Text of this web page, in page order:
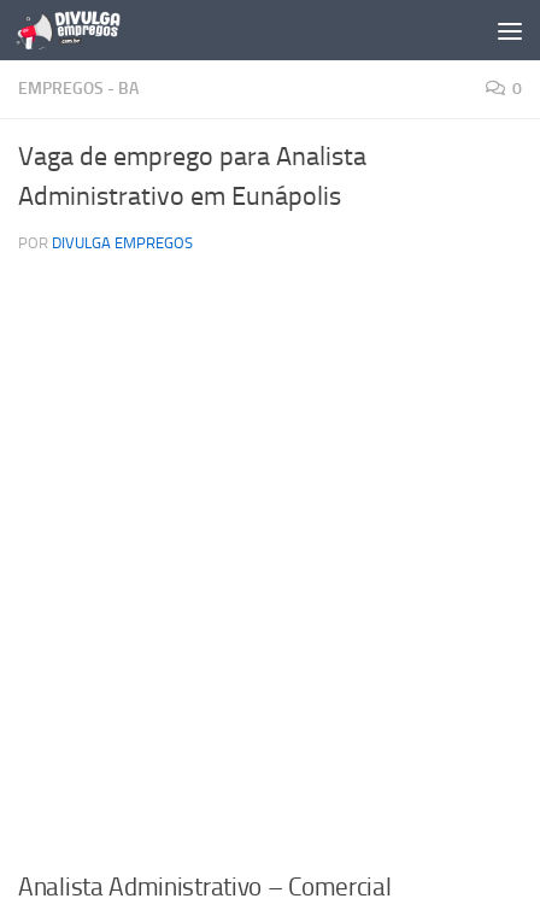
Skip to content
EMPREGOS - BA 0
Vaga de emprego para Analista
Administrativo em Eunápolis
POR DIVULGA EMPREGOS
Analista Administrativo – Comercial